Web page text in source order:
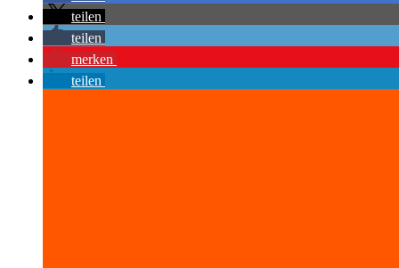
teilen
teilen
merken
teilen